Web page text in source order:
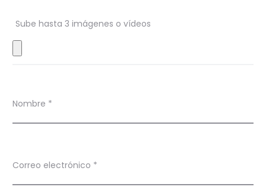
e
s
Sube hasta 3 imágenes o vídeos
Nombre *
Correo electrónico *